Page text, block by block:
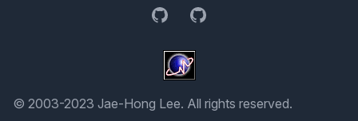
GitHub GitHub
© 2003-2023 Jae-Hong Lee. All rights reserved.